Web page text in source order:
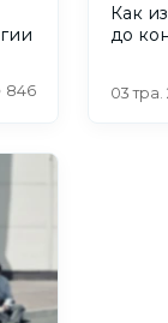
846
Как
до
03